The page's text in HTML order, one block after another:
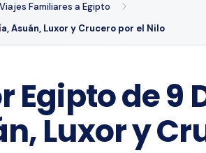
Viajes Familiares a Egipto
Asuán, Luxor y Crucero por el Nilo
de 9
Luxor y